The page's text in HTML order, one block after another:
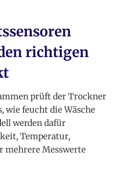
richtigen
prüft der Trockner
wie feucht die Wäsche
werden dafür
Temperatur,
Messwerte